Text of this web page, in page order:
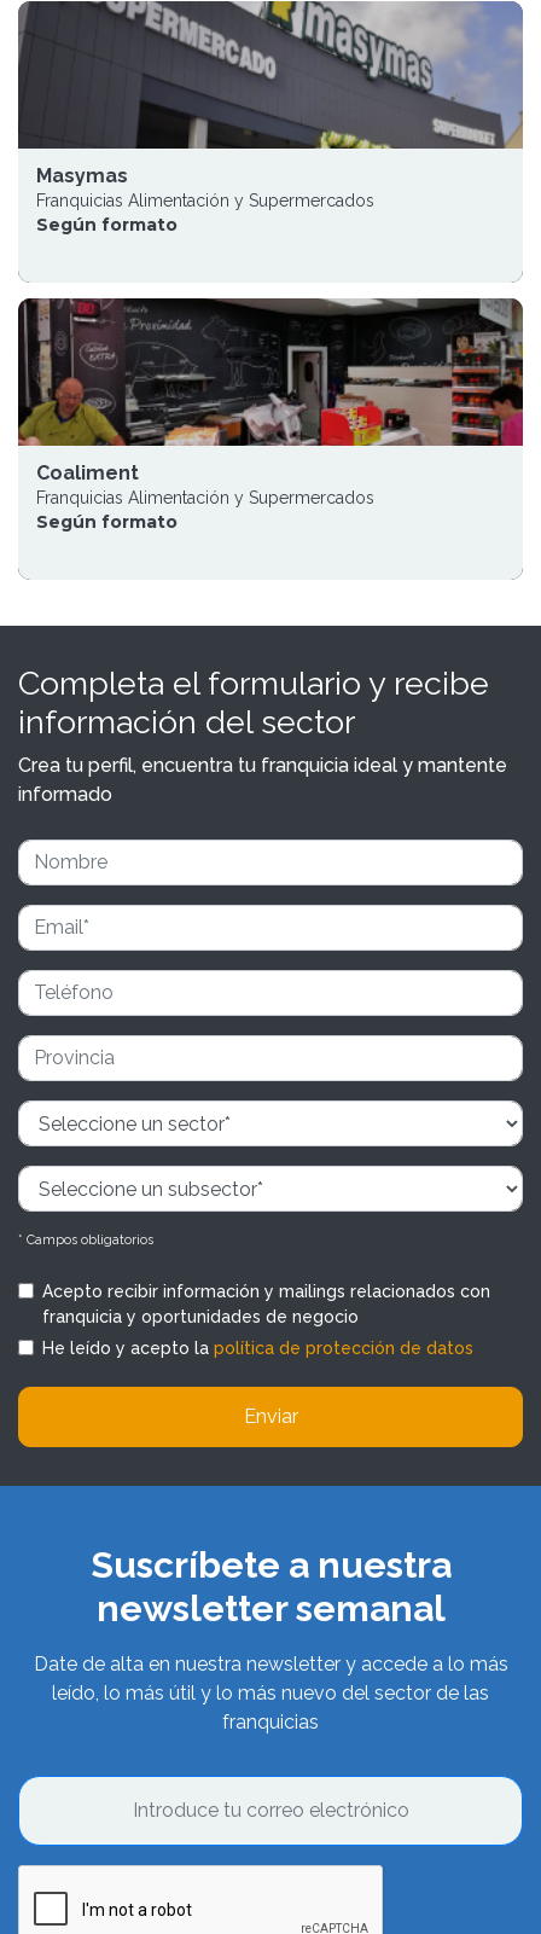
Masymas
Franquicias Alimentación y Supermercados
Según formato
Coaliment
Franquicias Alimentación y Supermercados
Según formato
Completa el formulario y recibe
información del sector
Crea tu perfil, encuentra tu franquicia ideal y mantente
informado
* Campos obligatorios
Acepto recibir información y mailings relacionados con
franquicia y oportunidades de negocio
He leído y acepto la política de protección de datos
Enviar
Suscríbete a nuestra
newsletter semanal
Date de alta en nuestra newsletter y accede a lo más
leído, lo más útil y lo más nuevo del sector de las
franquicias